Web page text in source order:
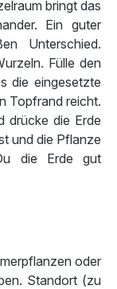
bringt das
Ein guter
Unterschied.
Fülle den
die eingesetzte
Topfrand reicht.
drücke die Erde
und die Pflanze
die Erde gut
oder
Standort (zu